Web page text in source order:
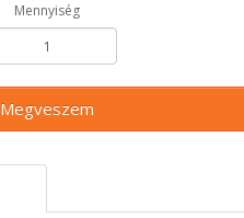
Mennyiség
Megveszem